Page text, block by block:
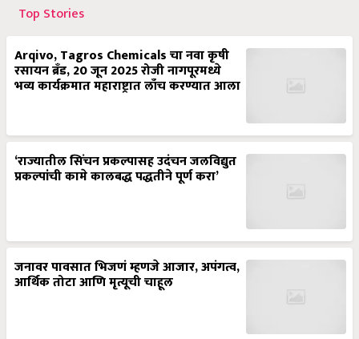
Top Stories
Arqivo, Tagros Chemicals चा नवा कृषी
रसायन ब्रँड, 20 जून 2025 रोजी नागपूरमध्ये
भव्य कार्यक्रमात महाराष्ट्रात लाँच करण्यात आला
‘राज्यातील सिंचन प्रकल्पासह उदंचन जलविद्युत
प्रकल्पांची कामे कालबद्ध पद्धतीने पूर्ण करा’
जनावर पावसात भिजणं म्हणजे आजार, अपंगत्व,
आर्थिक तोटा आणि मृत्यूची चाहूल